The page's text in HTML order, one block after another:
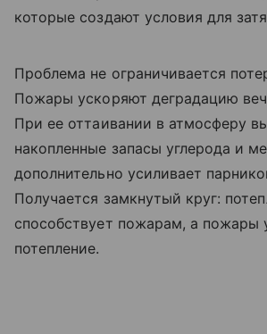
которые создают условия для
Проблема не ограничивается
Пожары ускоряют деградацию
При ее оттаивании в атмосферу
накопленные запасы углерода и
дополнительно усиливает
Получается замкнутый круг:
способствует пожарам, а пожары
потепление.